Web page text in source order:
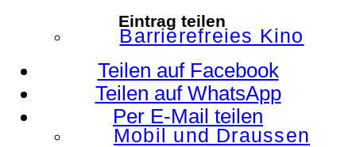
Barrierefreies Kino
Mobil und Draussen
Eintrag teilen
Teilen auf Facebook
Teilen auf WhatsApp
Per E-Mail teilen